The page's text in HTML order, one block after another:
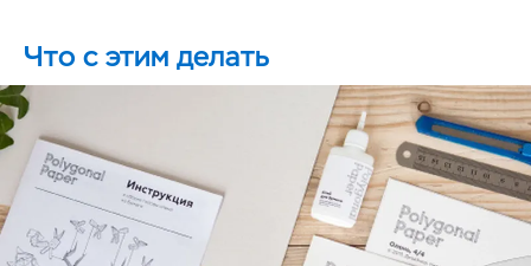
Что с этим делать